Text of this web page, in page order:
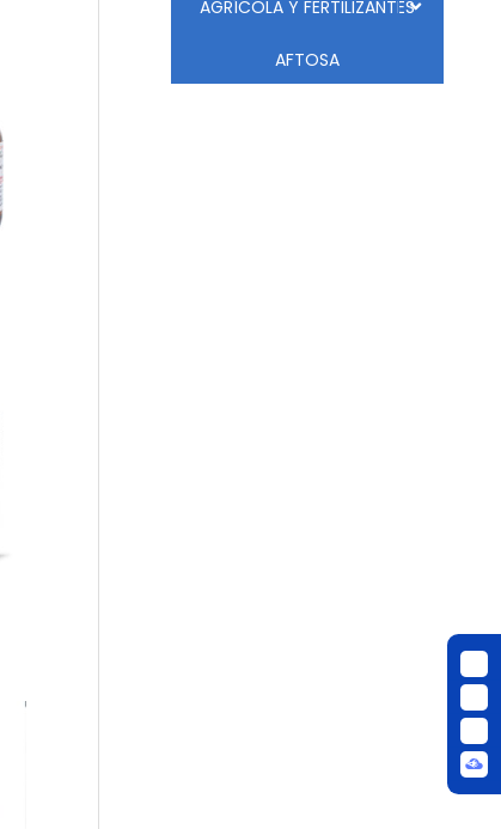
AGRÍCOLA Y FERTILIZANTES
AFTOSA